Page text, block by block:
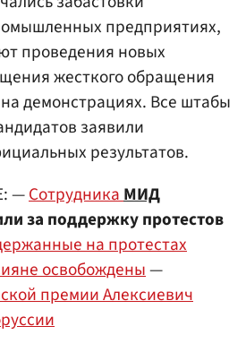
предприятиях,
проведения новых
жесткого обращения
демонстрациях. Все штабы
заявили
результатов.
—СотрудникаМИД
за поддержку протестов
на протестах
освобождены—
премии Алексиевич